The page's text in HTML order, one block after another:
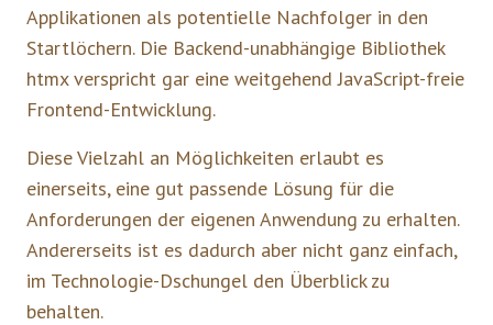
Applikationen als potentielle Nachfolger in den
Startlöchern. Die Backend-unabhängige Bibliothek
htmx verspricht gar eine weitgehend JavaScript-freie
Frontend-Entwicklung.
Diese Vielzahl an Möglichkeiten erlaubt es
einerseits, eine gut passende Lösung für die
Anforderungen der eigenen Anwendung zu erhalten.
Andererseits ist es dadurch aber nicht ganz einfach,
im Technologie-Dschungel den Überblick zu
behalten.